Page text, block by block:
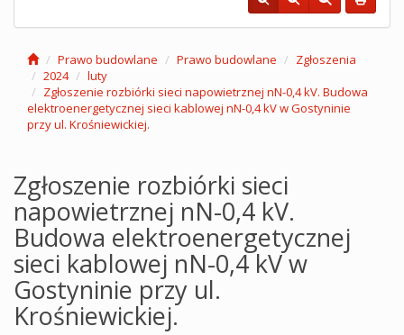
Prawo budowlane Prawo budowlane
Zgłoszenia
2024
luty
Zgłoszenie rozbiórki sieci napowietrznej nN-0,4 kV. Budowa
elektroenergetycznej sieci kablowej nN-0,4 kV w Gostyninie
przy ul. Krośniewickiej.
Zgłoszenie rozbiórki sieci
napowietrznej nN-0,4 kV.
Budowa elektroenergetycznej
sieci kablowej nN-0,4 kV w
Gostyninie przy ul.
Krośniewickiej.